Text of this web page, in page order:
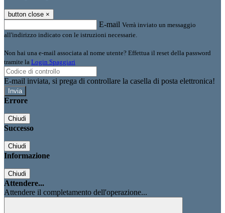
button close ×
E-mail Verrà inviato un messaggio
all'indirizzo indicato con le istruzioni necessarie.
Non hai una e-mail associata al nome utente? Effettua il reset della password
tramite la Login Spaggiari
E-mail inviata, si prega di controllare la casella di posta elettronica!
Errore
Chiudi
Successo
Chiudi
Informazione
Chiudi
Attendere...
Attendere il completamento dell'operazione...